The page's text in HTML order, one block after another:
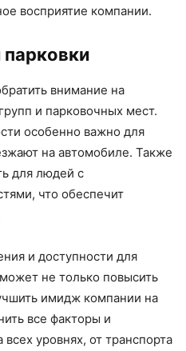
восприятие компании.
внимание на
и парковочных мест.
особенно важно для
на автомобиле. Также
для людей с
что обеспечит
и доступности для
не только повысить
имидж компании на
все факторы и
уровнях, от транспорта